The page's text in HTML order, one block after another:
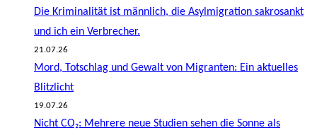
Die Kriminalität ist männlich, die Asylmigration sakrosankt
und ich ein Verbrecher.
21.07.26
Mord, Totschlag und Gewalt von Migranten: Ein aktuelles
Blitzlicht
19.07.26
Nicht CO₂: Mehrere neue Studien sehen die Sonne als